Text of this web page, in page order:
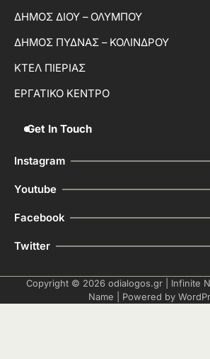
ΔΗΜΟΣ ΔΙΟΥ – ΟΛΥΜΠΟΥ
ΔΗΜΟΣ ΠΥΔΝΑΣ – ΚΟΛΙΝΔΡΟΥ
ΚΤΕΛ ΠΙΕΡΙΑΣ
ΕΡΓΑΤΙΚΟ ΚΕΝΤΡΟ
Get In Touch
Instagram
Youtube
Facebook
Twitter
Copyright © 2026 odialogos.gr | Infinite
Name | Powered by